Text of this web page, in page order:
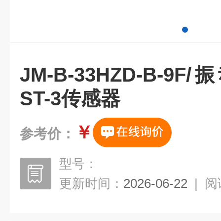
JM-B-33HZD-B-9F/
ST-3传感器
参考价： ￥
型号：
更新时间： 2026-06-22 | 阅